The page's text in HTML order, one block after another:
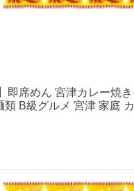
席めん 宮津カレー焼
B級グルメ 宮津 家庭